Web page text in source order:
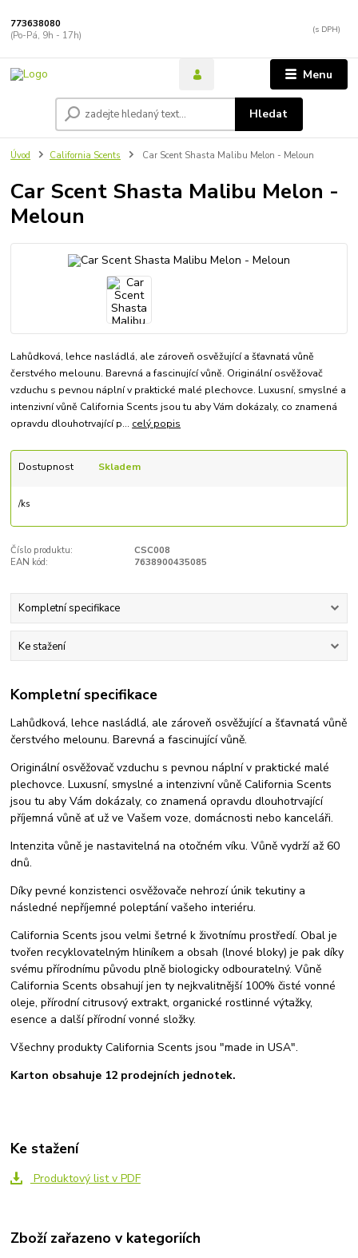
Menu
Hledat
773638080
(Po-Pá, 9h - 17h)
Úvod California Scents Car Scent Shasta Malibu Melon - Meloun
Car Scent Shasta Malibu Melon -
Meloun
Lahůdková, lehce nasládlá, ale zároveň osvěžující a šťavnatá vůně
čerstvého melounu. Barevná a fascinující vůně. Originální osvěžovač
vzduchu s pevnou náplní v praktické malé plechovce. Luxusní, smyslné a
intenzivní vůně California Scents jsou tu aby Vám dokázaly, co znamená
opravdu dlouhotrvající p... celý popis
Dostupnost Skladem
/ks
Číslo produktu:
CSC008
EAN kód:
7638900435085
Kompletní specifikace
Ke stažení
Kompletní specifikace
Lahůdková, lehce nasládlá, ale zároveň osvěžující a šťavnatá vůně
čerstvého melounu. Barevná a fascinující vůně.
Originální osvěžovač vzduchu s pevnou náplní v praktické malé
plechovce. Luxusní, smyslné a intenzivní vůně California Scents
jsou tu aby Vám dokázaly, co znamená opravdu dlouhotrvající
příjemná vůně ať už ve Vašem voze, domácnosti nebo kanceláři.
Intenzita vůně je nastavitelná na otočném víku. Vůně vydrží až 60
dnů.
Díky pevné konzistenci osvěžovače nehrozí únik tekutiny a
následné nepříjemné poleptání vašeho interiéru.
California Scents jsou velmi šetrné k životnímu prostředí. Obal je
tvořen recyklovatelným hliníkem a obsah (lnové bloky) je pak díky
svému přírodnímu původu plně biologicky odbouratelný. Vůně
California Scents obsahují jen ty nejkvalitnější 100% čisté vonné
oleje, přírodní citrusový extrakt, organické rostlinné výtažky,
esence a další přírodní vonné složky.
Všechny produkty California Scents jsou "made in USA".
Karton obsahuje 12 prodejních jednotek.
Ke stažení
Produktový list v PDF
Zboží zařazeno v kategoriích